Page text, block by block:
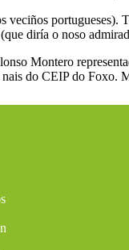
veciños portugueses).
diría o noso
Montero
do CEIP do Foxo.